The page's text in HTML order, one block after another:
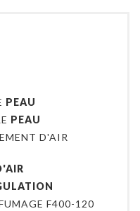
PEAU
PEAU
D'AIR
F400-120